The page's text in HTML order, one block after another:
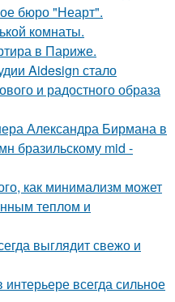
бюро "Неарт".
комнаты.
в Париже.
Aidesign стало
и радостного образа
Александра Бирмана в
бразильскому mid -
как минимализм может
теплом и
выглядит свежо и
всегда сильное